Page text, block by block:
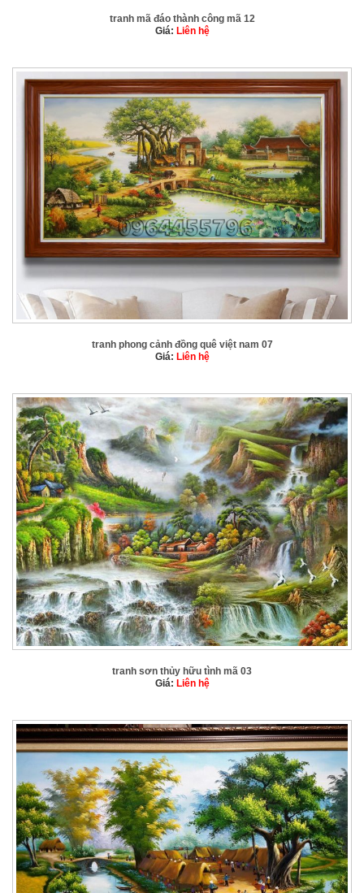
tranh mã đáo thành công mã 12
Giá: Liên hệ
tranh phong cảnh đồng quê việt nam 07
Giá: Liên hệ
tranh sơn thủy hữu tình mã 03
Giá: Liên hệ